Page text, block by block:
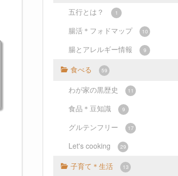
五行とは？ 1
腸活＊フォドマップ 10
腸とアレルギー情報 9
食べる 59
わが家の黒歴史 11
食品＊豆知識 9
グルテンフリー 17
Let's cooking 29
子育て＊生活 13